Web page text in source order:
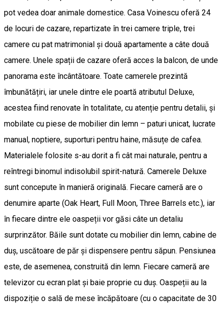
pot vedea doar animale domestice. Casa Voinescu oferă 24
de locuri de cazare, repartizate în trei camere triple, trei
camere cu pat matrimonial și două apartamente a câte două
camere. Unele spații de cazare oferă acces la balcon, de unde
panorama este încântătoare. Toate camerele prezintă
îmbunătățiri, iar unele dintre ele poartă atributul Deluxe,
acestea fiind renovate în totalitate, cu atenție pentru detalii, și
mobilate cu piese de mobilier din lemn – paturi unicat, lucrate
manual, noptiere, suporturi pentru haine, măsuțe de cafea.
Materialele folosite s-au dorit a fi cât mai naturale, pentru a
reîntregi binomul indisolubil spirit-natură. Camerele Deluxe
sunt concepute în manieră originală. Fiecare cameră are o
denumire aparte (Oak Heart, Full Moon, Three Barrels etc.), iar
în fiecare dintre ele oaspeții vor găsi câte un detaliu
surprinzător. Băile sunt dotate cu mobilier din lemn, cabine de
duș, uscătoare de păr și dispensere pentru săpun. Pensiunea
este, de asemenea, construită din lemn. Fiecare cameră are
televizor cu ecran plat și baie proprie cu duș. Oaspeții au la
dispoziție o sală de mese încăpătoare (cu o capacitate de 30